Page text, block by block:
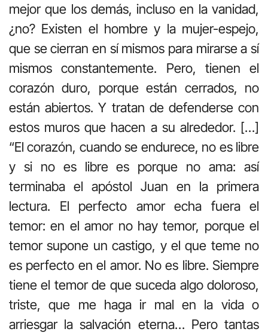
mejor que los demás, incluso en la vanidad,
¿no? Existen el hombre y la mujer-espejo,
que se cierran en sí mismos para mirarse a sí
mismos constantemente. Pero, tienen el
corazón duro, porque están cerrados, no
están abiertos. Y tratan de defenderse con
estos muros que hacen a su alrededor. […]
“El corazón, cuando se endurece, no es libre
y si no es libre es porque no ama: así
terminaba el apóstol Juan en la primera
lectura. El perfecto amor echa fuera el
temor: en el amor no hay temor, porque el
temor supone un castigo, y el que teme no
es perfecto en el amor. No es libre. Siempre
tiene el temor de que suceda algo doloroso,
triste, que me haga ir mal en la vida o
arriesgar la salvación eterna… Pero tantas